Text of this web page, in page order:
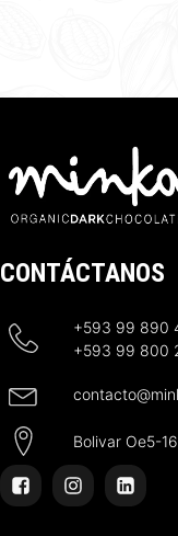
CONTÁCTANOS
+593 99 890
+593 99 800
Bolivar Oe5-